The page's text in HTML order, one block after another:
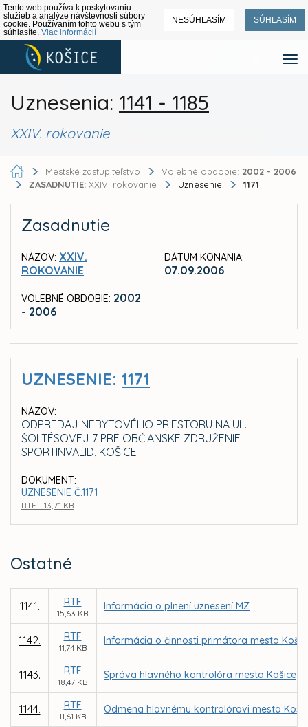
Tento web používa k poskytovaniu
služieb a analýze návštevnosti súbory
cookie. Používaním tohto webu s tým
súhlasíte. Viac informácií
NESÚHLASÍM SÚHLASÍM
Uznesenia: 1141 - 1185
XXIV. rokovanie
Mestské zastupiteľstvo Volebné obdobie: 2002 - 2006
ZASADNUTIE: XXIV. rokovanie Uznesenie 1171
Zasadnutie
NÁZOV: XXIV.
ROKOVANIE
VOLEBNÉ OBDOBIE: 2002
- 2006
DÁTUM KONANIA:
07.09.2006
UZNESENIE: 1171
NÁZOV:
ODPREDAJ NEBYTOVÉHO PRIESTORU NA UL.
ŠOLTÉSOVEJ 7 PRE OBČIANSKE ZDRUŽENIE
SPORTINVALID, KOŠICE
DOKUMENT:
UZNESENIE Č.1171
RTF - 13,71 KB
Ostatné
1141. RTF
15,63 KB
Informácia o plnení uznesení MZ
1142. RTF
11,74 KB
Informácia o činnosti primátora mesta
1143. RTF
18,47 KB
Správa hlavného kontrolóra mesta Košice
1144. RTF
11,61 KB
Odmena hlavnému kontrolórovi mesta